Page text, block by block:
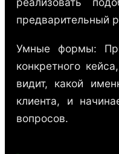
предварительный
Умные формы:
конкретного
видит, какой
клиента, и
вопросов.